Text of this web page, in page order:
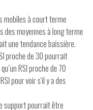
mobiles à court terme
des moyennes à long terme
une tendance baissière.
proche de 30 pourrait
RSI proche de 70
pour voir s'il y a des
support pourrait être